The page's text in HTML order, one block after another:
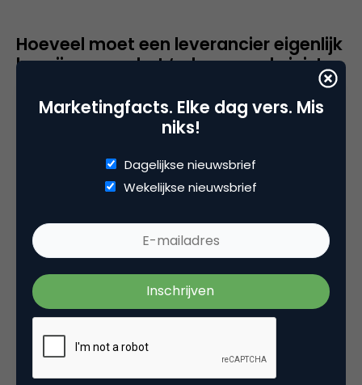
Hoeveel moet een leverancier eigenlijk
begrijpen van het ‘raken van de juiste
digitale snaar’ bij consumenten? Dat
kunnen ze toch aan hun partners, de
retailers overlaten?
“Dat kunnen ze aan anderen overlaten, maar dan is
één ding zeker: je zet jezelf op den duur buiten spel.
in kennis, maak je jezelf afhankelijk van partners die
die expertise wel hebben. Door in ieder geval te
begrijpen welke mogelijkheden er zijn en welke
belangen er spelen, kun je ervoor zorgen dat je
investeringen op de juiste manier worden besteed
en dat het resultaat oplevert. Vergeleken met
offline media is online marketing nog steeds een
Marketingfacts. Elke dag vers. Mis
niks!
Dagelijkse nieuwsbrief
Wekelijkse nieuwsbrief